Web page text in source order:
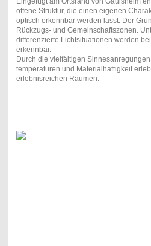
offene Struktur, die einen eigenen
optisch erkennbar werden lässt. Der
Rückzugs- und Gemeinschaftszonen.
differenzierte Lichtsituationen werden
erkennbar.
Durch die vielfältigen
temperaturen und Materialhaftigkeit
erlebnisreichen Räumen.